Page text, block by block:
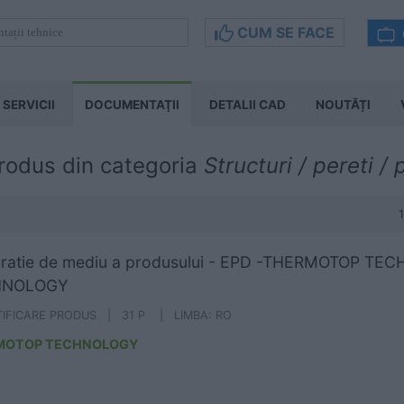
CUM SE FACE
SERVICII DOCUMENTAŢII DETALII CAD NOUTĂȚI
din categoria Structuri / pereti /
de mediu a produsului - EPD -THERMOTOP
PRODUS | 31 P | LIMBA: RO
TECHNOLOGY